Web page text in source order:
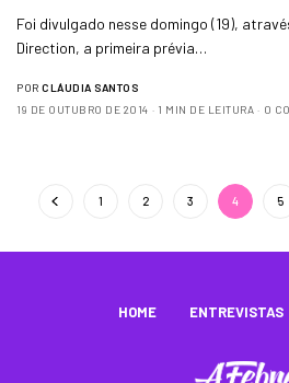
Foi divulgado nesse domingo (19),
Direction, a primeira prévia…
POR CLÁUDIA SANTOS
19 DE OUTUBRO DE 2014
1 MIN DE LEITURA 0
1 2 3 4 5
HOME ENTREVISTAS